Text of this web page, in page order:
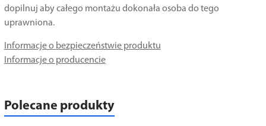
dopilnuj aby całego montażu dokonała osoba do tego
uprawniona.
Informacje o bezpieczeństwie produktu
Informacje o producencie
Polecane produkty